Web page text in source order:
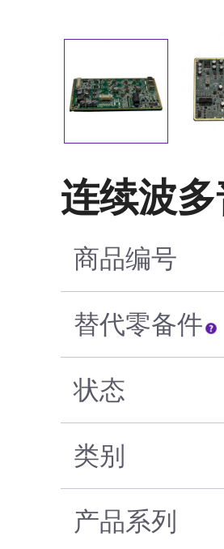
连续波
商品编号
替代零备件
状态
类别
产品系列